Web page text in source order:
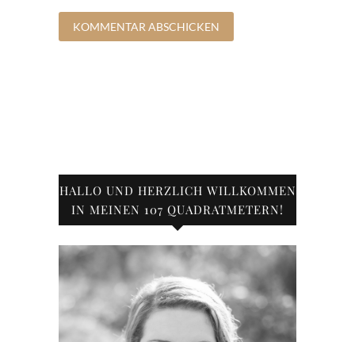
HALLO UND HERZLICH WILLKOMMEN
IN MEINEN 107 QUADRATMETERN!